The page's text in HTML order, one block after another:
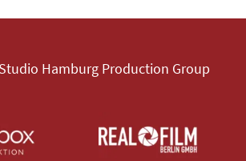
Hamburg Production Group